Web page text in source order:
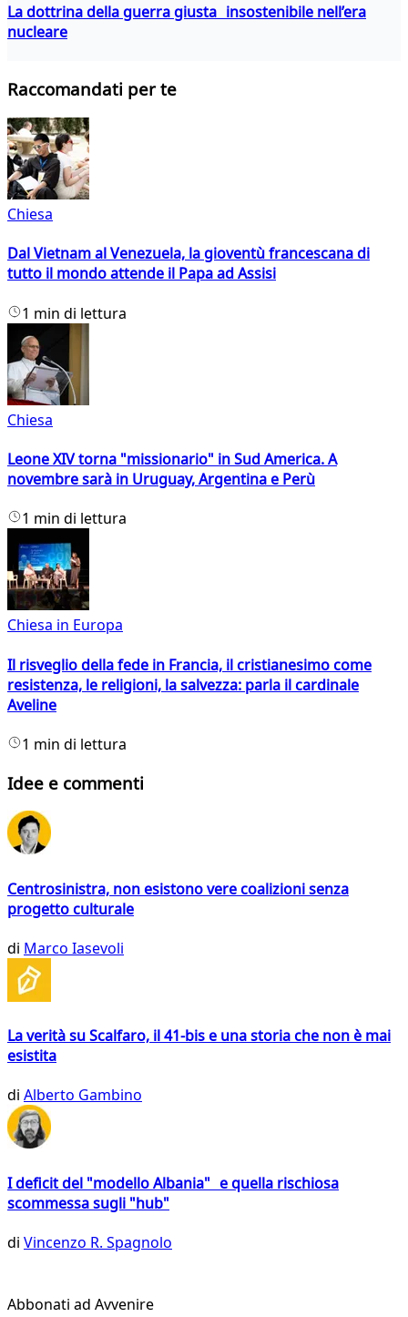
La dottrina della guerra giusta insostenibile nell’era
nucleare
Raccomandati per te
Chiesa
Dal Vietnam al Venezuela, la gioventù francescana di
tutto il mondo attende il Papa ad Assisi
1 min di lettura
Chiesa
Leone XIV torna "missionario" in Sud America. A
novembre sarà in Uruguay, Argentina e Perù
1 min di lettura
Chiesa in Europa
Il risveglio della fede in Francia, il cristianesimo come
resistenza, le religioni, la salvezza: parla il cardinale
Aveline
1 min di lettura
Idee e commenti
Centrosinistra, non esistono vere coalizioni senza
progetto culturale
di Marco Iasevoli
La verità su Scalfaro, il 41-bis e una storia che non è mai
esistita
di Alberto Gambino
I deficit del "modello Albania" e quella rischiosa
scommessa sugli "hub"
di Vincenzo R. Spagnolo
Abbonati ad Avvenire